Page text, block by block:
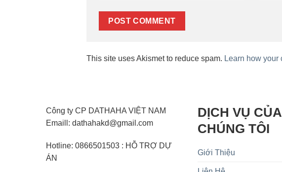
This site uses Akismet to reduce spam. Learn how your
Công ty CP DATHAHA VIỆT NAM
Emaill: dathahakd@gmail.com
Hotline: 0866501503 : HỖ TRỢ DỰ
ÁN
DỊCH VỤ CỦA
CHÚNG TÔI
Giới Thiệu